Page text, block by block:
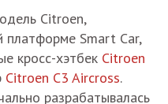
Citroen,
Smart Car,
кросс-хэтбек Citroen
Citroen C3 Aircross.
разрабатывалась